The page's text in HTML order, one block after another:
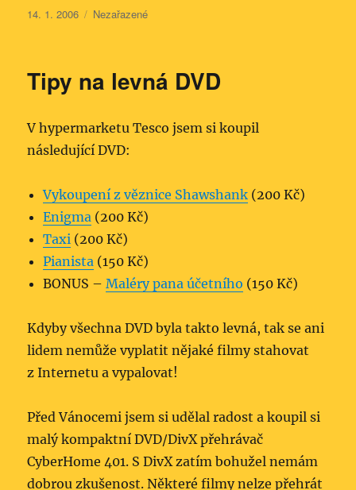
Publikováno:
14. 1. 2006 Rubriky:
Nezařazené
Tipy na levná DVD
V hypermarketu Tesco jsem si koupil
následující DVD:
Vykoupení z věznice Shawshank (200 Kč)
Enigma (200 Kč)
Taxi (200 Kč)
Pianista (150 Kč)
BONUS –Maléry pana účetního (150 Kč)
Kdyby všechna DVD byla takto levná, tak se ani
lidem nemůže vyplatit nějaké filmy stahovat
z Internetu a vypalovat!
Před Vánocemi jsem si udělal radost a koupil si
malý kompaktní DVD/DivX přehrávač
CyberHome 401. S DivX zatím bohužel nemám
dobrou zkušenost. Některé filmy nelze přehrát